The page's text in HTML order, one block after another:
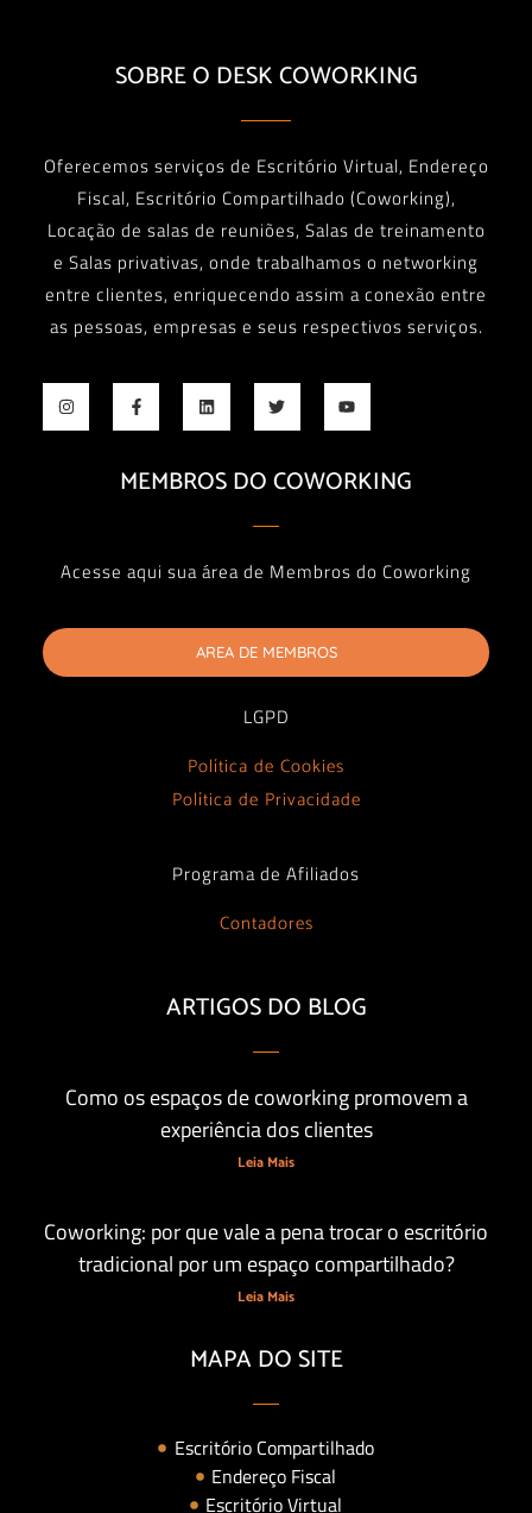
SOBRE O DESK COWORKING
Oferecemos serviços de Escritório Virtual, Endereço
Fiscal, Escritório Compartilhado (Coworking),
Locação de salas de reuniões, Salas de treinamento
e Salas privativas, onde trabalhamos o networking
entre clientes, enriquecendo assim a conexão entre
as pessoas, empresas e seus respectivos serviços.
MEMBROS DO COWORKING
Acesse aqui sua área de Membros do Coworking
AREA DE MEMBROS
LGPD
Política de Cookies
Política de Privacidade
Programa de Afiliados
Contadores
ARTIGOS DO BLOG
Como os espaços de coworking promovem a
experiência dos clientes
Leia Mais
Coworking: por que vale a pena trocar o escritório
tradicional por um espaço compartilhado?
Leia Mais
MAPA DO SITE
Escritório Compartilhado
Endereço Fiscal
Escritório Virtual